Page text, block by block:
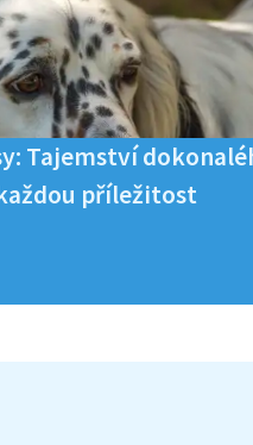
Tajemství
příležitost